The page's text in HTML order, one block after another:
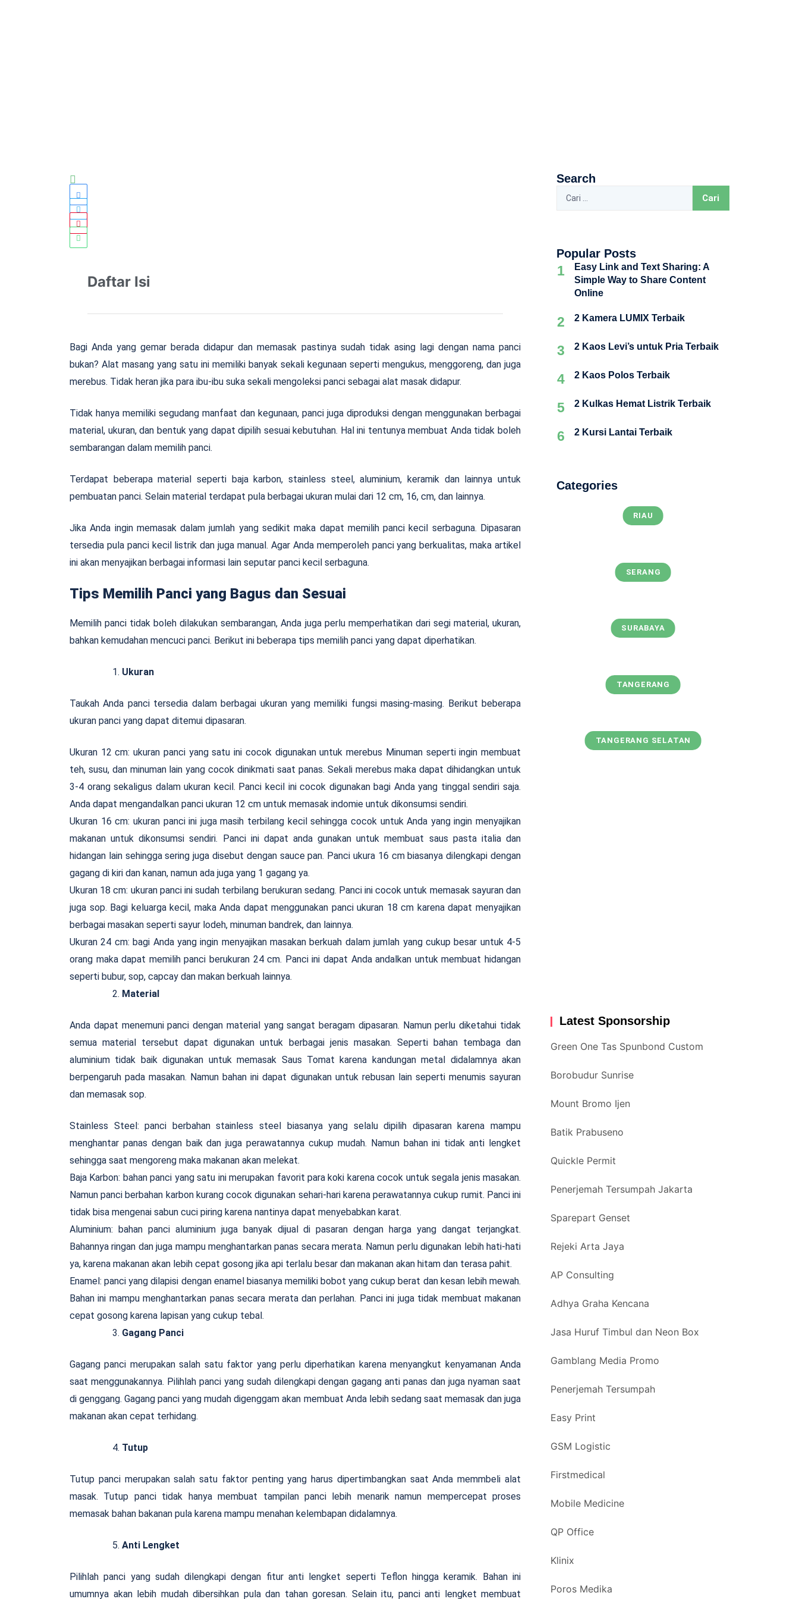
Daftar Isi
Bagi Anda yang gemar berada didapur dan memasak pastinya sudah tidak asing lagi dengan nama panci
bukan? Alat masang yang satu ini memiliki banyak sekali kegunaan seperti mengukus, menggoreng, dan juga
merebus. Tidak heran jika para ibu-ibu suka sekali mengoleksi panci sebagai alat masak didapur.
Tidak hanya memiliki segudang manfaat dan kegunaan, panci juga diproduksi dengan menggunakan berbagai
material, ukuran, dan bentuk yang dapat dipilih sesuai kebutuhan. Hal ini tentunya membuat Anda tidak boleh
sembarangan dalam memilih panci.
Terdapat beberapa material seperti baja karbon, stainless steel, aluminium, keramik dan lainnya untuk
pembuatan panci. Selain material terdapat pula berbagai ukuran mulai dari 12 cm, 16, cm, dan lainnya.
Jika Anda ingin memasak dalam jumlah yang sedikit maka dapat memilih panci kecil serbaguna. Dipasaran
tersedia pula panci kecil listrik dan juga manual. Agar Anda memperoleh panci yang berkualitas, maka artikel
ini akan menyajikan berbagai informasi lain seputar panci kecil serbaguna.
Tips Memilih Panci yang Bagus dan Sesuai
Memilih panci tidak boleh dilakukan sembarangan, Anda juga perlu memperhatikan dari segi material, ukuran,
bahkan kemudahan mencuci panci. Berikut ini beberapa tips memilih panci yang dapat diperhatikan.
Ukuran
Taukah Anda panci tersedia dalam berbagai ukuran yang memiliki fungsi masing-masing. Berikut beberapa
ukuran panci yang dapat ditemui dipasaran.
Ukuran 12 cm: ukuran panci yang satu ini cocok digunakan untuk merebus Minuman seperti ingin membuat
teh, susu, dan minuman lain yang cocok dinikmati saat panas. Sekali merebus maka dapat dihidangkan untuk
3-4 orang sekaligus dalam ukuran kecil. Panci kecil ini cocok digunakan bagi Anda yang tinggal sendiri saja.
Anda dapat mengandalkan panci ukuran 12 cm untuk memasak indomie untuk dikonsumsi sendiri.
Ukuran 16 cm: ukuran panci ini juga masih terbilang kecil sehingga cocok untuk Anda yang ingin menyajikan
makanan untuk dikonsumsi sendiri. Panci ini dapat anda gunakan untuk membuat saus pasta italia dan
hidangan lain sehingga sering juga disebut dengan sauce pan. Panci ukura 16 cm biasanya dilengkapi dengan
gagang di kiri dan kanan, namun ada juga yang 1 gagang ya.
Ukuran 18 cm: ukuran panci ini sudah terbilang berukuran sedang. Panci ini cocok untuk memasak sayuran dan
juga sop. Bagi keluarga kecil, maka Anda dapat menggunakan panci ukuran 18 cm karena dapat menyajikan
berbagai masakan seperti sayur lodeh, minuman bandrek, dan lainnya.
Ukuran 24 cm: bagi Anda yang ingin menyajikan masakan berkuah dalam jumlah yang cukup besar untuk 4-5
orang maka dapat memilih panci berukuran 24 cm. Panci ini dapat Anda andalkan untuk membuat hidangan
seperti bubur, sop, capcay dan makan berkuah lainnya.
Material
Anda dapat menemuni panci dengan material yang sangat beragam dipasaran. Namun perlu diketahui tidak
semua material tersebut dapat digunakan untuk berbagai jenis masakan. Seperti bahan tembaga dan
aluminium tidak baik digunakan untuk memasak Saus Tomat karena kandungan metal didalamnya akan
berpengaruh pada masakan. Namun bahan ini dapat digunakan untuk rebusan lain seperti menumis sayuran
dan memasak sop.
Stainless Steel: panci berbahan stainless steel biasanya yang selalu dipilih dipasaran karena mampu
menghantar panas dengan baik dan juga perawatannya cukup mudah. Namun bahan ini tidak anti lengket
sehingga saat mengoreng maka makanan akan melekat.
Baja Karbon: bahan panci yang satu ini merupakan favorit para koki karena cocok untuk segala jenis masakan.
Namun panci berbahan karbon kurang cocok digunakan sehari-hari karena perawatannya cukup rumit. Panci ini
tidak bisa mengenai sabun cuci piring karena nantinya dapat menyebabkan karat.
Aluminium: bahan panci aluminium juga banyak dijual di pasaran dengan harga yang dangat terjangkat.
Bahannya ringan dan juga mampu menghantarkan panas secara merata. Namun perlu digunakan lebih hati-hati
ya, karena makanan akan lebih cepat gosong jika api terlalu besar dan makanan akan hitam dan terasa pahit.
Enamel: panci yang dilapisi dengan enamel biasanya memiliki bobot yang cukup berat dan kesan lebih mewah.
Bahan ini mampu menghantarkan panas secara merata dan perlahan. Panci ini juga tidak membuat makanan
cepat gosong karena lapisan yang cukup tebal.
Gagang Panci
Gagang panci merupakan salah satu faktor yang perlu diperhatikan karena menyangkut kenyamanan Anda
saat menggunakannya. Pilihlah panci yang sudah dilengkapi dengan gagang anti panas dan juga nyaman saat
di genggang. Gagang panci yang mudah digenggam akan membuat Anda lebih sedang saat memasak dan juga
makanan akan cepat terhidang.
Tutup
Tutup panci merupakan salah satu faktor penting yang harus dipertimbangkan saat Anda memmbeli alat
masak. Tutup panci tidak hanya membuat tampilan panci lebih menarik namun mempercepat proses
memasak bahan bakanan pula karena mampu menahan kelembapan didalamnya.
Anti Lengket
Pilihlah panci yang sudah dilengkapi dengan fitur anti lengket seperti Teflon hingga keramik. Bahan ini
umumnya akan lebih mudah dibersihkan pula dan tahan goresan. Selain itu, panci anti lengket membuat
Search
Popular Posts
1
Easy Link and Text Sharing: A
Simple Way to Share Content
Online
2 2 Kamera LUMIX Terbaik
3 2 Kaos Levi’s untuk Pria Terbaik
4 2 Kaos Polos Terbaik
5 2 Kulkas Hemat Listrik Terbaik
6 2 Kursi Lantai Terbaik
Categories
RIAU
SERANG
SURABAYA
TANGERANG
TANGERANG SELATAN
Latest Sponsorship
Green One Tas Spunbond Custom
Borobudur Sunrise
Mount Bromo Ijen
Batik Prabuseno
Quickle Permit
Penerjemah Tersumpah Jakarta
Sparepart Genset
Rejeki Arta Jaya
AP Consulting
Adhya Graha Kencana
Jasa Huruf Timbul dan Neon Box
Gamblang Media Promo
Penerjemah Tersumpah
Easy Print
GSM Logistic
Firstmedical
Mobile Medicine
QP Office
Klinix
Poros Medika